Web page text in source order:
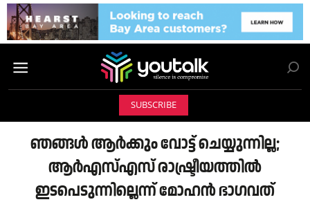
SUBSCRIBE
ഞങ്ങൾ ആർക്കും വോട്ട് ചെയ്യുന്നില്ല;
ആർഎസ്എസ് രാഷ്ട്രീയത്തിൽ
ഇടപെടുന്നില്ലെന്ന് മോഹൻ ഭാഗവത്